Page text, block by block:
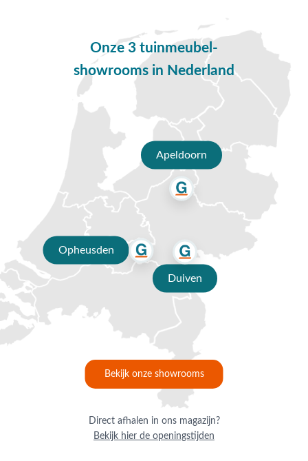
je verzekerd van kwaliteit. Ook verkrijgbaar met Latte
onderstel of in een grote afmeting (240x103 cm.).
Vragen of hulp nodig?
Heb je nog vragen over de Taste by 4SO Manolo tuintafel
180x95 cm in Terre? Bel ons dan op
0488-441220
, stuur een
info@vdgarde.nl
of maak gebruik van de
chatfunctie. Uiteraard ben je ook van harte welkom in onze
showroom in Opheusden, Duiven of Apeldoorn. Onze
specialisten voorzien je graag van een deskundig advies op
Waarom kopen bij Van der Garde
tuinmeubelen?
✔ 80 jaar ervaring
✔ Persoonlijk advies van specialisten
✔ 9.4/10 uit 19.500+ klantbeoordelingen
✔ Gratis verzending vanaf €50,-
✔ 3 fysieke showrooms
Onze 3 tuinmeubel-
showrooms in Nederland
Apeldoorn
Opheusden
Duiven
Bekijk onze showrooms
Direct afhalen in ons magazijn?
Bekijk hier de openingstijden